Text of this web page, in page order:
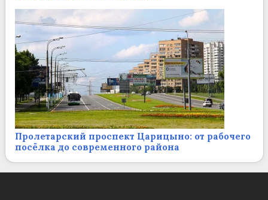
Пролетарский проспект Царицыно: от рабочего
посёлка до современного района